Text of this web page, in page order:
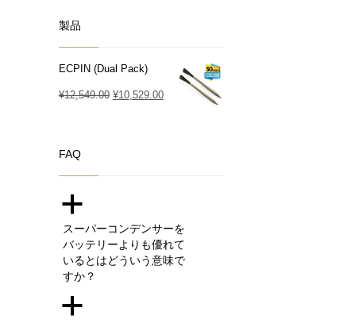
製品
ECPIN (Dual Pack)
¥12,549.00 元
た。
¥10,529.00現
で
す。
FAQ
a
スーパーコンデンサーを
バッテリーよりも優れて
いるとはどういう意味で
すか？
a